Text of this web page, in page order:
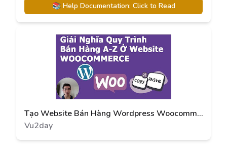
📚 Help Documentation: Click to Read
Tạo Website Bán Hàng Wordpress Woocommerce A-Z
Vu2day